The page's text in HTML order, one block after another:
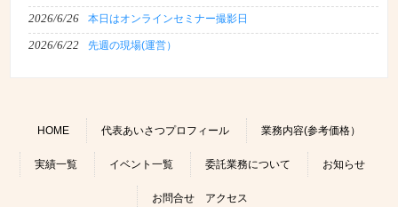
2026/6/26 本日はオンラインセミナー撮影日
2026/6/22 先週の現場(運営）
HOME 代表あいさつプロフィール 業務内容(参考価格）
実績一覧 イベント一覧 委託業務について お知らせ
お問合せ アクセス